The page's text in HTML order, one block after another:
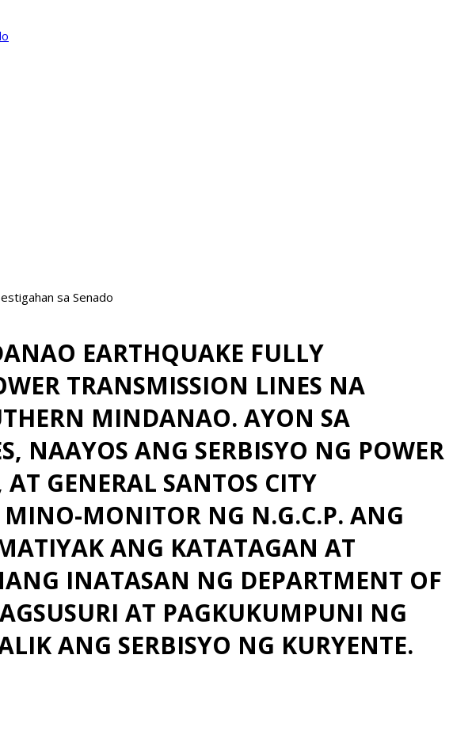
sa Senado
EARTHQUAKE FULLY
TRANSMISSION LINES NA
MINDANAO. AYON SA
NAAYOS ANG SERBISYO NG POWER
GENERAL SANTOS CITY
MONITOR NG N.G.C.P. ANG
ANG KATATAGAN AT
INATASAN NG DEPARTMENT OF
AT PAGKUKUMPUNI NG
ANG SERBISYO NG KURYENTE.